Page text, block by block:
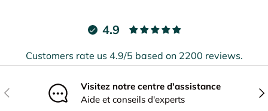
4.9
Customers rate us 4.9/5 based on 2200 reviews.
Précédent
Visitez notre centre d'assistance
Aide et conseils d'experts